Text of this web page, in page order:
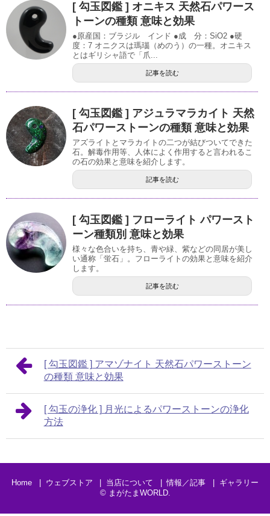
[ 勾玉図鑑 ] オニキス 天然石パワース
トーンの種類 意味と効果
●原産国：ブラジル インド ●成 分：SiO2 ●硬
度：7 オニクスは瑪瑙（めのう）の一種。オニキス
とはギリシャ語で「爪...
記事を読む
[ 勾玉図鑑 ] アジュラマラカイト 天然
石パワーストーンの種類 意味と効果
アズライトとマラカイトの二つが結びついてできた
石。解毒作用等、人体によく作用すると言われるこ
の石の効果と意味を紹介します。
記事を読む
[ 勾玉図鑑 ] フローライト パワースト
ーン種類別 意味と効果
様々な色合いを持ち、青や緑、紫などの同居が美し
い通称「蛍石」。フローライトの効果と意味を紹介
します。
記事を読む
[ 勾玉図鑑 ] アマゾナイト 天然石パワーストーン
の種類 意味と効果
[ 勾玉の浄化 ] 月光によるパワーストーンの浄化
方法
Home ウェブストア 当店について 情報／記事
ギャラリー
© まがたまWORLD.